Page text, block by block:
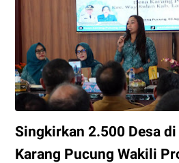
Dampingi
Siswa
di
73
Sekolah
Rakyat
Bersama
Taruna
Akademi
Singkirkan 2.500 Desa
Karang Pucung Wakili